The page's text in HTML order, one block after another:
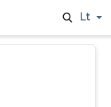
Lt